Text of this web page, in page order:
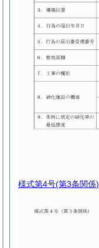
様式第4号(第3条関係)